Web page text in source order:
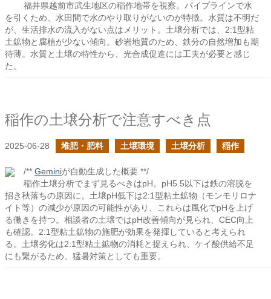
福井県越前市武生地区の稲作地帯を視察。パイプラインで水
を引くため、水田間で水のやり取りがないのが特徴。水質は不明だ
が、生活排水の流入がない点はメリット。土壌分析では、2:1型粘
土鉱物と腐植が少ない傾向。砂岩地質のため、鉄分の自然増加も期
待薄。水質と土壌の特性から、光合成促進には工夫が必要と感じ
た。
稲作の土壌分析で注意すべき点
2025-06-28 堆肥・肥料 土壌環境 土壌分析 稲作
/** Geminiが自動生成した概要 **/
稲作土壌分析でまず見るべきはpH。pH5.5以下は鉄の溶脱を
招き秋落ちの原因に。土壌pH低下は2:1型粘土鉱物（モンモリロナ
イト等）の減少が原因の可能性があり、これらは風化でpHを上げ
る働きを持つ。相談者の土壌ではpH改善傾向が見られ、CEC向上
も確認。2:1型粘土鉱物の施肥が効果を発揮していると考えられ
る。土壌劣化は2:1型粘土鉱物の消耗と捉えられ、ケイ酸供給不足
にも繋がるため、猛暑対策としても重要。